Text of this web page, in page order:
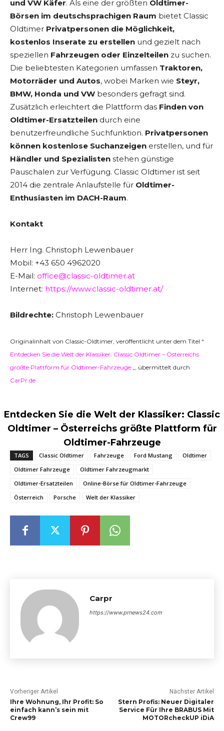
und VW Käfer. Als eine der größten Oldtimer-
Börsen im deutschsprachigen Raum bietet Classic
Oldtimer Privatpersonen die Möglichkeit,
kostenlos Inserate zu erstellen und gezielt nach
speziellen Fahrzeugen oder Einzelteilen zu suchen.
Die beliebtesten Kategorien umfassen Traktoren,
Motorräder und Autos, wobei Marken wie Steyr,
BMW, Honda und VW besonders gefragt sind.
Zusätzlich erleichtert die Plattform das Finden von
Oldtimer-Ersatzteilen durch eine
benutzerfreundliche Suchfunktion. Privatpersonen
können kostenlose Suchanzeigen erstellen, und für
Händler und Spezialisten stehen günstige
Pauschalen zur Verfügung. Classic Oldtimer ist seit
2014 die zentrale Anlaufstelle für Oldtimer-
Enthusiasten im DACH-Raum.
Kontakt
Herr Ing. Christoph Lewenbauer
Mobil: +43 650 4962020
E-Mail: office@classic-oldtimer.at
Internet: https://www.classic-oldtimer.at/
Bildrechte: Christoph Lewenbauer
Originalinhalt von Classic-Oldtimer, veröffentlicht unter dem Titel “
Entdecken Sie die Welt der Klassiker: Classic Oldtimer – Österreichs
größte Plattform für Oldtimer-Fahrzeuge „, übermittelt durch
CarPr.de
Entdecken Sie die Welt der Klassiker: Classic
Oldtimer – Österreichs größte Plattform für
Oldtimer-Fahrzeuge
TAGS Classic Oldtimer Fahrzeuge Ford Mustang
Oldtimer
Oldtimer Fahrzeuge
Oldtimer Fahrzeugmarkt
Oldtimer-Ersatzteilen
Online-Börse für Oldtimer-Fahrzeuge
Österreich
Porsche Welt der Klassiker
Carpr
https://www.prnews24.com
Vorheriger Artikel
Ihre Wohnung, Ihr Profit: So
einfach kann’s sein mit
Crew99
Nächster Artikel
Stern Profis: Neuer Digitaler
Service Für Ihre BRABUS Mit
MOTORcheckUP iDiA